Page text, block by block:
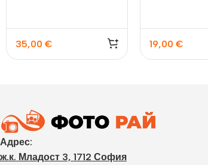
35,00 € 19,00 €
Адрес:
ж.к. Младост 3, 1712 София